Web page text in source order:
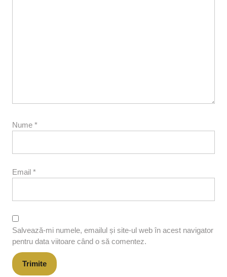
Nume *
Email *
Salvează-mi numele, emailul și site-ul web în acest navigator
pentru data viitoare când o să comentez.